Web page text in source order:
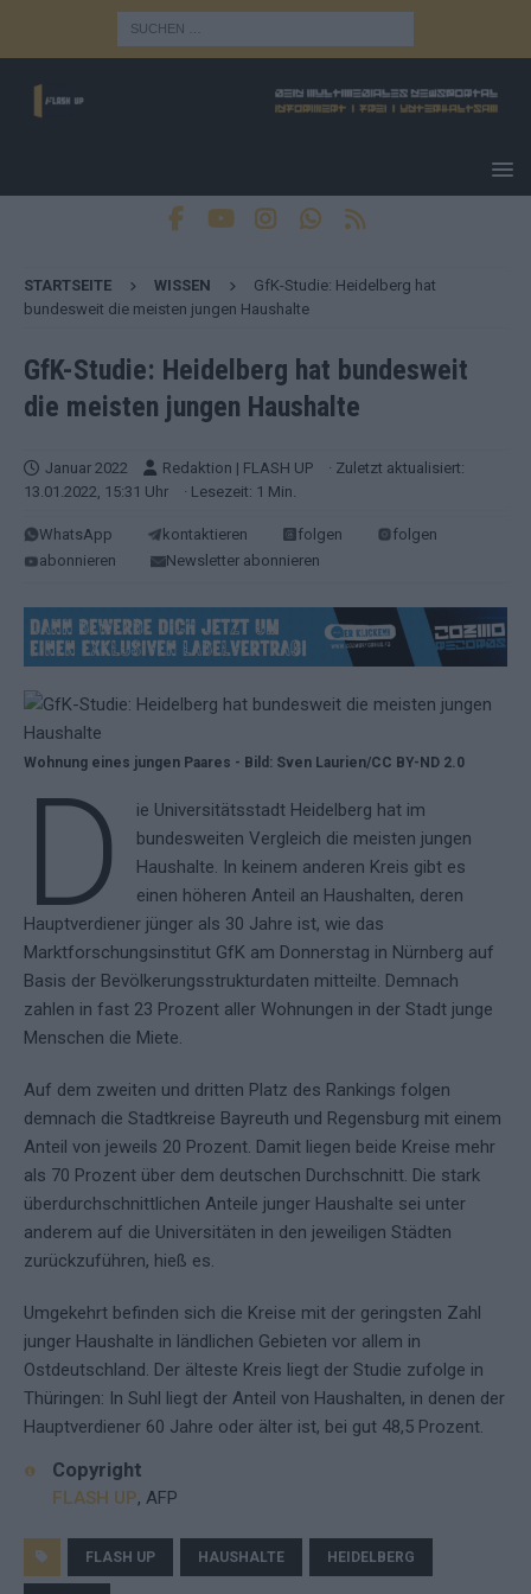
STARTSEITE WISSEN
GfK-Studie: Heidelberg hat
bundesweit die meisten jungen Haushalte
GfK-Studie: Heidelberg hat bundesweit
die meisten jungen Haushalte
Januar 2022 Redaktion | FLASH UP
· Zuletzt aktualisiert:
13.01.2022, 15:31 Uhr
· Lesezeit: 1 Min.
WhatsApp kontaktieren folgen
folgen
abonnieren
Newsletter abonnieren
Wohnung eines jungen Paares - Bild: Sven Laurien/CC BY-ND 2.0
D
ie Universitätsstadt Heidelberg hat im
bundesweiten Vergleich die meisten jungen
Haushalte. In keinem anderen Kreis gibt es
einen höheren Anteil an Haushalten, deren
Hauptverdiener jünger als 30 Jahre ist, wie das
Marktforschungsinstitut GfK am Donnerstag in Nürnberg auf
Basis der Bevölkerungsstrukturdaten mitteilte. Demnach
zahlen in fast 23 Prozent aller Wohnungen in der Stadt junge
Menschen die Miete.
Auf dem zweiten und dritten Platz des Rankings folgen
demnach die Stadtkreise Bayreuth und Regensburg mit einem
Anteil von jeweils 20 Prozent. Damit liegen beide Kreise mehr
als 70 Prozent über dem deutschen Durchschnitt. Die stark
überdurchschnittlichen Anteile junger Haushalte sei unter
anderem auf die Universitäten in den jeweiligen Städten
zurückzuführen, hieß es.
Umgekehrt befinden sich die Kreise mit der geringsten Zahl
junger Haushalte in ländlichen Gebieten vor allem in
Ostdeutschland. Der älteste Kreis liegt der Studie zufolge in
Thüringen: In Suhl liegt der Anteil von Haushalten, in denen der
Hauptverdiener 60 Jahre oder älter ist, bei gut 48,5 Prozent.
Copyright
FLASH UP, AFP
FLASH UP HAUSHALTE HEIDELBERG